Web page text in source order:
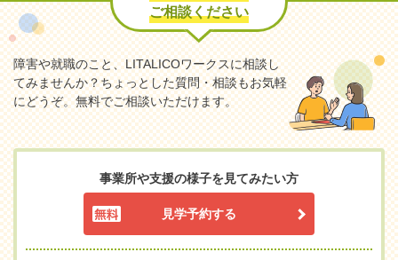
ご相談ください
障害や就職のこと、LITALICOワークスに相談し
てみませんか？ちょっとした質問・相談もお気軽
にどうぞ。無料でご相談いただけます。
事業所や支援の様子を見てみたい方
見学予約する